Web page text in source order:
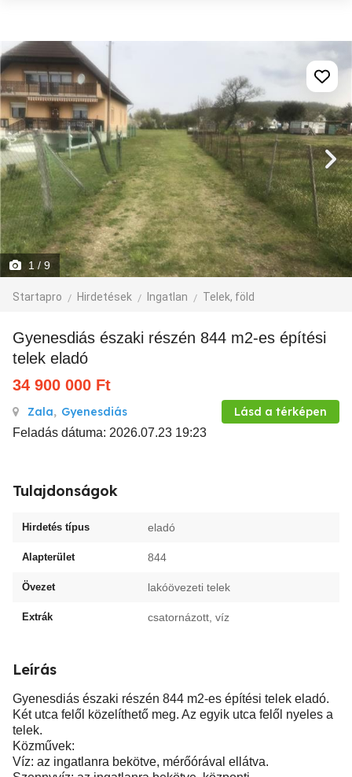
1 / 9
Startapro Hirdetések Ingatlan Telek, föld
Gyenesdiás északi részén 844 m2-es építési
telek eladó
34 900 000 Ft
Zala, Gyenesdiás Lásd a térképen
Feladás dátuma: 2026.07.23 19:23
Tulajdonságok
Hirdetés típus eladó
Alapterület 844
Övezet lakóövezeti telek
Extrák csatornázott, víz
Leírás
Gyenesdiás északi részén 844 m2-es építési telek eladó.
Két utca felől közelíthető meg. Az egyik utca felől nyeles a
telek.
Közművek:
Víz: az ingatlanra bekötve, mérőórával ellátva.